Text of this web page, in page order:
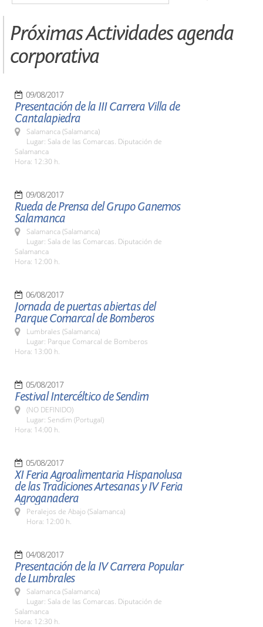
Próximas Actividades agenda
corporativa
09/08/2017
Presentación de la III Carrera Villa de
Cantalapiedra
Salamanca (Salamanca)
Lugar: Sala de las Comarcas. Diputación de
Salamanca
Hora: 12:30 h.
09/08/2017
Rueda de Prensa del Grupo Ganemos
Salamanca
Salamanca (Salamanca)
Lugar: Sala de las Comarcas. Diputación de
Salamanca
Hora: 12:00 h.
06/08/2017
Jornada de puertas abiertas del
Parque Comarcal de Bomberos
Lumbrales (Salamanca)
Lugar: Parque Comarcal de Bomberos
Hora: 13:00 h.
05/08/2017
Festival Intercéltico de Sendim
(NO DEFINIDO)
Lugar: Sendim (Portugal)
Hora: 14:00 h.
05/08/2017
XI Feria Agroalimentaria Hispanolusa
de las Tradiciones Artesanas y IV Feria
Agroganadera
Peralejos de Abajo (Salamanca)
Hora: 12:00 h.
04/08/2017
Presentación de la IV Carrera Popular
de Lumbrales
Salamanca (Salamanca)
Lugar: Sala de las Comarcas. Diputación de
Salamanca
Hora: 12:30 h.